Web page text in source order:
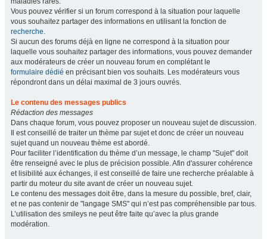
Vous pouvez vérifier si un forum correspond à la situation pour laquelle
vous souhaitez partager des informations en utilisant la fonction de
recherche.
Si aucun des forums déjà en ligne ne correspond à la situation pour
laquelle vous souhaitez partager des informations, vous pouvez demander
aux modérateurs de créer un nouveau forum en complétant le
formulaire dédié en précisant bien vos souhaits. Les modérateurs vous
répondront dans un délai maximal de 3 jours ouvrés.
Le contenu des messages publics
Rédaction des messages
Dans chaque forum, vous pouvez proposer un nouveau sujet de discussion.
Il est conseillé de traiter un thème par sujet et donc de créer un nouveau
sujet quand un nouveau thème est abordé.
Pour faciliter l’identification du thème d’un message, le champ "Sujet" doit
être renseigné avec le plus de précision possible. Afin d'assurer cohérence
et lisibilité aux échanges, il est conseillé de faire une recherche préalable à
partir du moteur du site avant de créer un nouveau sujet.
Le contenu des messages doit être, dans la mesure du possible, bref, clair,
et ne pas contenir de "langage SMS" qui n’est pas compréhensible par tous.
L’utilisation des smileys ne peut être faite qu’avec la plus grande
modération.